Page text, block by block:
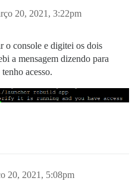
20, 2021, 3:22pm
o console e digitei os dois
a mensagem dizendo para
acesso.
20, 2021, 5:08pm